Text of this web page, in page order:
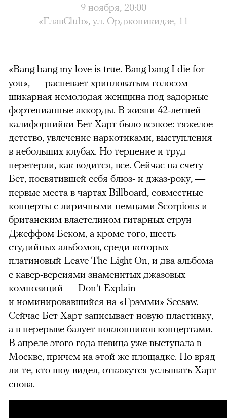
9 ноября, 20:00
«ГлавClub», ул. Орджоникидзе, 11
«Bang bang my love is true. Bang bang I die for
you», — распевает хрипловатым голосом
шикарная немолодая женщина под задорные
фортепианные аккорды. В жизни 42-летней
калифорнийки Бет Харт было всякое: тяжелое
детство, увлечение наркотиками, выступления
в небольших клубах. Но терпение и труд
перетерли, как водится, все. Сейчас на счету
Бет, посвятившей себя блюз- и джаз-року, —
первые места в чартах Billboard, совместные
концерты с лиричными немцами Scorpions и
британским властелином гитарных струн
Джеффом Беком, а кроме того, шесть
студийных альбомов, среди которых
платиновый Leave The Light On, и два альбома
с кавер-версиями знаменитых джазовых
композиций — Don't Explain
и номинировавшийся на «Грэмми» Seesaw.
Сейчас Бет Харт записывает новую пластинку,
а в перерыве балует поклонников концертами.
В апреле этого года певица уже выступала в
Москве, причем на этой же площадке. Но вряд
ли те, кто шоу видел, откажутся услышать Харт
снова.